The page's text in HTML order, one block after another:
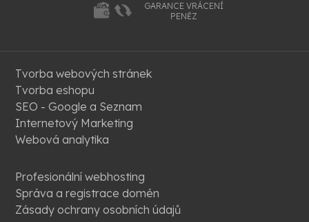
GARANCE VRÁCENÍ
PENĚZ
Tvorba webových stránek
Tvorba eshopu
SEO - Google a Seznam
Internetový Marketing
Webová analytika
Profesionální webhosting
Správa a registrace domén
Zásady ochrany osobních údajů